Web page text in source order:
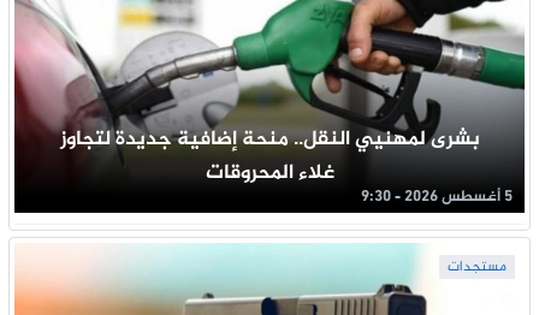
بشرى لمهنيي النقل.. منحة إضافية جديدة لتجاوز
غلاء المحروقات
5 أغسطس 2026 - 9:30
مستجدات